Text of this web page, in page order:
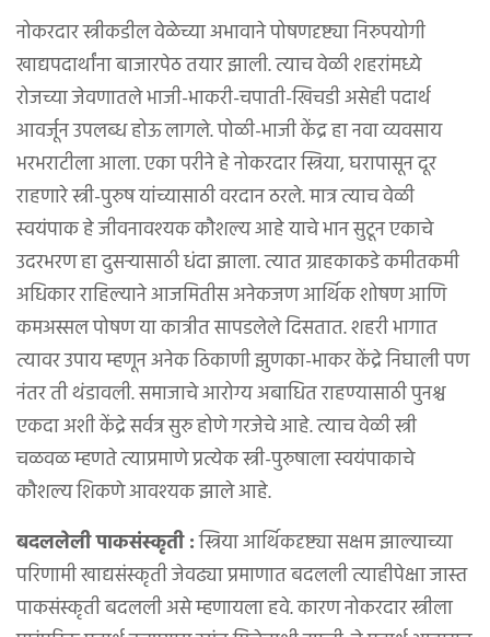
नोकरदार स्त्रीकडील वेळेच्या अभावाने पोषणदृष्ट्या निरुपयोगी
खाद्यपदार्थांना बाजारपेठ तयार झाली. त्याच वेळी शहरांमध्ये
रोजच्या जेवणातले भाजी-भाकरी-चपाती-खिचडी असेही पदार्थ
आवर्जून उपलब्ध होऊ लागले. पोळी-भाजी केंद्र हा नवा व्यवसाय
भरभराटीला आला. एका परीने हे नोकरदार स्त्रिया, घरापासून दूर
राहणारे स्त्री-पुरुष यांच्यासाठी वरदान ठरले. मात्र त्याच वेळी
स्वयंपाक हे जीवनावश्यक कौशल्य आहे याचे भान सुटून एकाचे
उदरभरण हा दुसऱ्यासाठी धंदा झाला. त्यात ग्राहकाकडे कमीतकमी
अधिकार राहिल्याने आजमितीस अनेकजण आर्थिक शोषण आणि
कमअस्सल पोषण या कात्रीत सापडलेले दिसतात. शहरी भागात
त्यावर उपाय म्हणून अनेक ठिकाणी झुणका-भाकर केंद्रे निघाली पण
नंतर ती थंडावली. समाजाचे आरोग्य अबाधित राहण्यासाठी पुनश्च
एकदा अशी केंद्रे सर्वत्र सुरु होणे गरजेचे आहे. त्याच वेळी स्त्री
चळवळ म्हणते त्याप्रमाणे प्रत्येक स्त्री-पुरुषाला स्वयंपाकाचे
कौशल्य शिकणे आवश्यक झाले आहे.
बदललेली पाकसंस्कृती :स्त्रिया आर्थिकदृष्ट्या सक्षम झाल्याच्या
परिणामी खाद्यसंस्कृती जेवढ्या प्रमाणात बदलली त्याहीपेक्षा जास्त
पाकसंस्कृती बदलली असे म्हणायला हवे. कारण नोकरदार स्त्रीला